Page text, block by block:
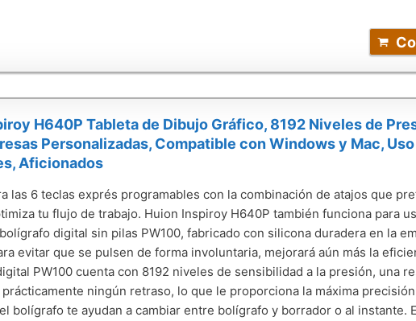
H640P Tableta de Dibujo Gráfico, 8192 Niveles de
Personalizadas, Compatible con Windows y Mac,
Aficionados
las 6 teclas exprés programables con la combinación de atajos que
tu flujo de trabajo. Huion Inspiroy H640P también funciona para
digital sin pilas PW100, fabricado con silicona duradera en la
evitar que se pulsen de forma involuntaria, mejorará aún más la
PW100 cuenta con 8192 niveles de sensibilidad a la presión, una
prácticamente ningún retraso, lo que le proporciona la máxima
bolígrafo te ayudan a cambiar entre bolígrafo y borrador o al instante.